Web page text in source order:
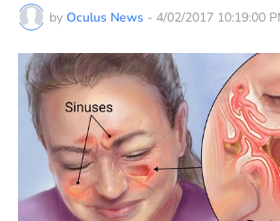
by Oculus News - 4/02/2017 10:19:00